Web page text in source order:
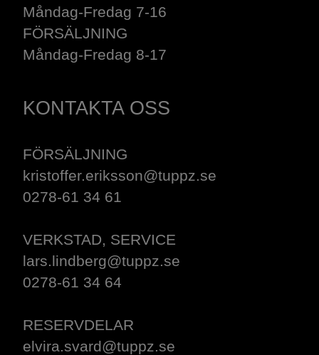
Måndag-Fredag 7-16
​​​​​​​FÖRSÄLJNING
Måndag-Fredag 8-17
KONTAKTA OSS
FÖRSÄLJNING
kristoffer.eriksson@tuppz.se
0278-61 34 61
VERKSTAD, SERVICE
lars.lindberg@tuppz.se
0278-61 34 64
RESERVDELAR
elvira.svard@tuppz.se